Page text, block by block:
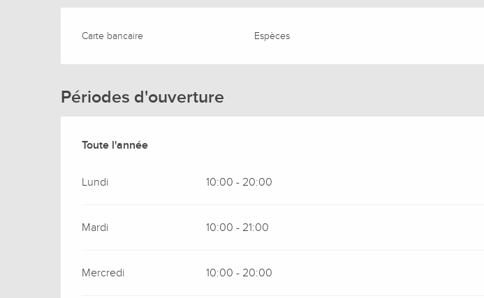
Carte bancaire Espèces
Périodes d'ouverture
Toute l'année
Toute l'année
Lundi 10:00 - 20:00
Mardi 10:00 - 21:00
Mercredi 10:00 - 20:00